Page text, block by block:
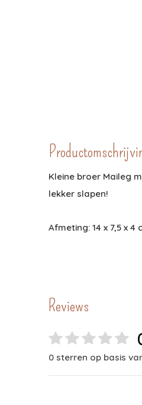
Kleine broer Maileg
lekker slapen!
Afmeting: 14 x 7,5 x 4
Reviews
0 sterren op basis